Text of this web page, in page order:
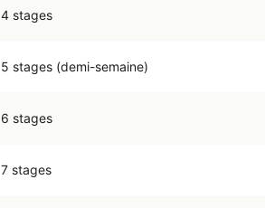
4 stages
5 stages (demi-semaine)
6 stages
7 stages